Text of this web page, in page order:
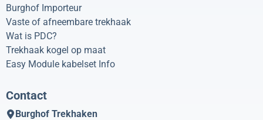
Burghof Importeur
Vaste of afneembare trekhaak
Wat is PDC?
Trekhaak kogel op maat
Easy Module kabelset Info
Contact
Burghof Trekhaken